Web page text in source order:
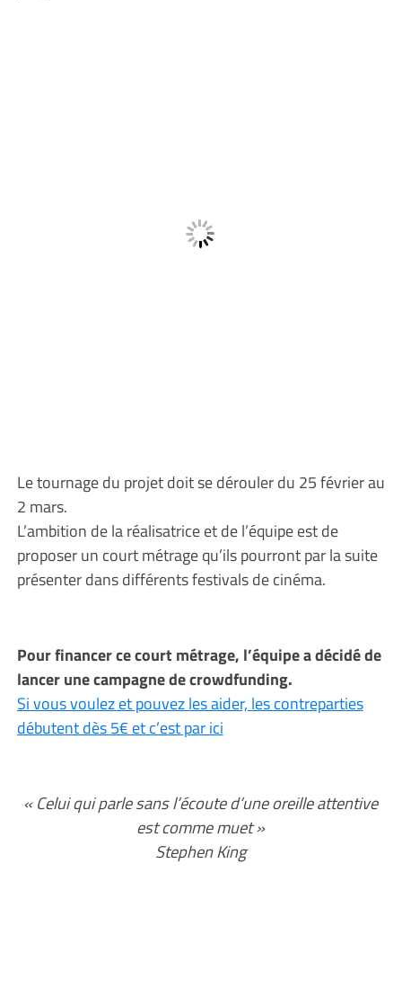
Le tournage du projet doit se dérouler du 25 février au
2 mars.
L’ambition de la réalisatrice et de l’équipe est de
proposer un court métrage qu’ils pourront par la suite
présenter dans différents festivals de cinéma.
Pour financer ce court métrage, l’équipe a décidé de
lancer une campagne de crowdfunding.
Si vous voulez et pouvez les aider, les contreparties
débutent dès 5€ et c’est par ici
« Celui qui parle sans l’écoute d’une oreille attentive
est comme muet »
Stephen King